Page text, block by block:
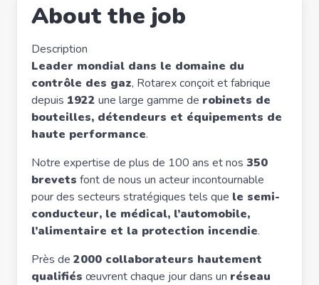
About the job
Description
Leader mondial dans le domaine du
contrôle des gaz, Rotarex conçoit et fabrique
depuis 1922 une large gamme de robinets de
bouteilles, détendeurs et équipements de
haute performance.
Notre expertise de plus de 100 ans et nos 350
brevets font de nous un acteur incontournable
pour des secteurs stratégiques tels que le semi-
conducteur, le médical, l’automobile,
l’alimentaire et la protection incendie.
Près de 2000 collaborateurs hautement
qualifiés œuvrent chaque jour dans un réseau